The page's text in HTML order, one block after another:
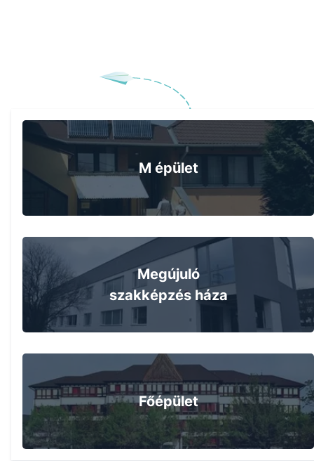
M épület
Megújuló
szakképzés háza
Főépület